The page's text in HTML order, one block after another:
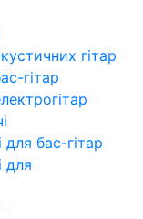
гітар
гітар
бас-гітар
для